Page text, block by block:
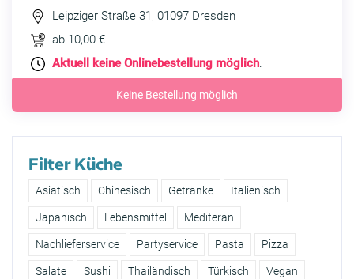
Leipziger Straße 31, 01097 Dresden
ab 10,00 €
Aktuell keine Onlinebestellung möglich.
Keine Bestellung möglich
Filter Küche
Asiatisch Chinesisch Getränke Italienisch
Japanisch Lebensmittel Mediteran
Nachlieferservice Partyservice Pasta Pizza
Salate Sushi Thailändisch Türkisch Vegan